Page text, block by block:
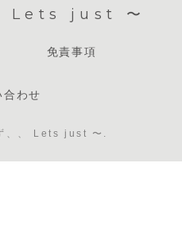
Lets just 〜
免責事項
合わせ
、、 Lets just 〜.